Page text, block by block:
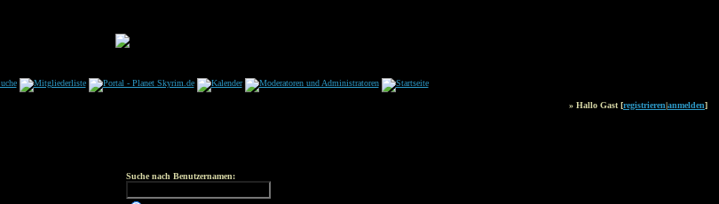
» Hallo Gast [registrieren|anmelden]
Suche nach Benutzernamen: